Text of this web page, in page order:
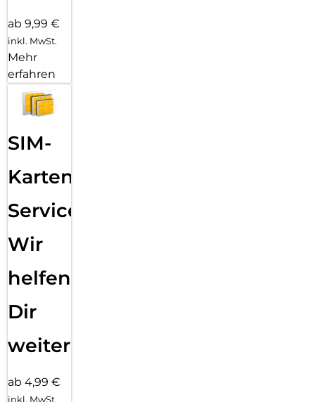
ab 9,99 €
inkl. MwSt.
Mehr
erfahren
SIM-
Karten
Service:
Wir
helfen
Dir
weiter
ab 4,99 €
inkl. MwSt.